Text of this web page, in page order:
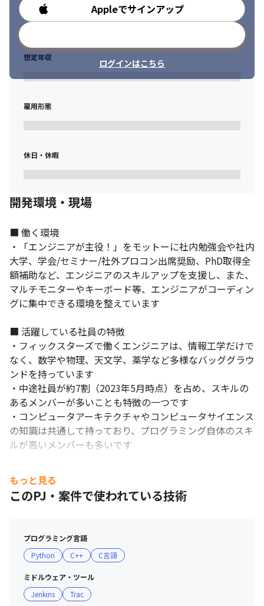
Appleでサインアップ
ログインはこちら
勤務時間
想定年収
雇用形態
休日・休暇
開発環境・現場
■ 働く環境
・「エンジニアが主役！」をモットーに社内勉強会や社内
大学、学会/セミナー/社外プロコン出席奨励、PhD取得全
額補助など、エンジニアのスキルアップを支援し、また、
マルチモニターやキーボード等、エンジニアがコーディン
グに集中できる環境を整えています
■ 活躍している社員の特徴
・フィックスターズで働くエンジニアは、情報工学だけで
なく、数学や物理、天文学、薬学など多様なバッググラウ
ンドを持っています
・中途社員が約7割（2023年5月時点）を占め、スキルの
あるメンバーが多いことも特徴の一つです
・コンピュータアーキテクチャやコンピュータサイエンス
の知識は共通して持っており、プログラミング自体のスキ
ルが高いメンバーも多いです
■ 現場・社員の雰囲気
・当社に所属している社員の平均年齢は35.3歳（2023年5
月時点）で、若手のうちから最前線で活躍できます
・エンジニアであっても、マネージャーに対して対等に議
論ができるなど、職位に関係なく意見が言えるフラットな
環境は、設立当初から続いている文化の一つです
もっと見る
このPJ・案件で使われている技術
プログラミング言語
Python
C++ C言語
ミドルウェア・ツール
Jenkins
Trac